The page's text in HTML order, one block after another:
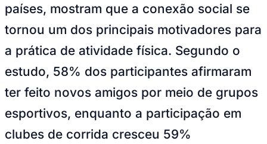
do CondeVila Engenho Novo Vila MárciaVila Nossa Sra. da
Escada
Vila Porto
Para Sua Empresa
Anuncie no Portal
Divulgar VagasNovo
Publicidade Legal
Turismo
Segurança Regional
Hospitais Estaduais
países, mostram que a conexão social se
tornou um dos principais motivadores para
a prática de atividade física. Segundo o
estudo, 58% dos participantes afirmaram
ter feito novos amigos por meio de grupos
esportivos, enquanto a participação em
clubes de corrida cresceu 59%